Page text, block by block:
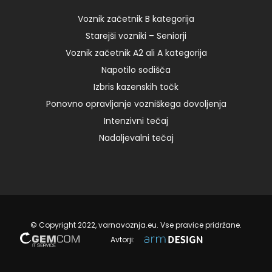
02. 07. 2022
Voznik začetnik B kategorija
Starejši vozniki – Seniorji
Voznik začetnik A2 ali A kategorija
Napotilo sodišča
Izbris kazenskih točk
Ponovno opravljanje vozniškega dovoljenja
Intenzivni tečaj
Nadaljevalni tečaj
© Copyright 2022, varnavoznja.eu. Vse pravice pridržane.
Avtorji: